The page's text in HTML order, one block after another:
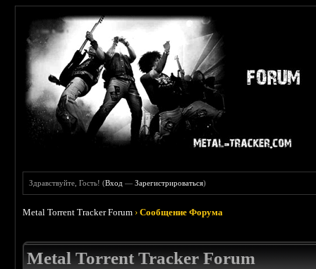
Здравствуйте, Гость! (Вход —Зарегистрироваться)
Metal Torrent Tracker Forum ›Сообщение Форума
Metal Torrent Tracker Forum